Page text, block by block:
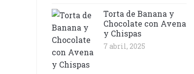
Torta de Banana y
Chocolate con Avena
y Chispas
7 abril, 2025